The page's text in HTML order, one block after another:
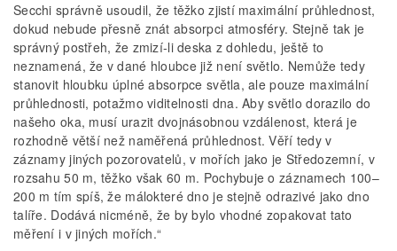
Secchi správně usoudil, že těžko zjistí maximální průhlednost,
dokud nebude přesně znát absorpci atmosféry. Stejně tak je
správný postřeh, že zmizí­­­­‑li deska z dohledu, ještě to
neznamená, že v dané hloubce již není světlo. Nemůže tedy
stanovit hloubku úplné absorpce světla, ale pouze maximální
průhlednosti, potažmo viditelnosti dna. Aby světlo dorazilo do
našeho oka, musí urazit dvojnásobnou vzdálenost, která je
rozhodně větší než naměřená průhlednost. Věří tedy v
záznamy jiných pozorovatelů, v mořích jako je Středozemní, v
rozsahu 50 m, těžko však 60 m. Pochybuje o záznamech 100–
200 m tím spíš, že málokteré dno je stejně odrazivé jako dno
talíře. Dodává nicméně, že by bylo vhodné zopakovat tato
měření i v jiných mořích.“